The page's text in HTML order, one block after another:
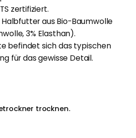
zertifiziert.
aus Bio-Baumwolle
3% Elasthan).
befindet sich das typischen
für das gewisse Detail.
trocknen.